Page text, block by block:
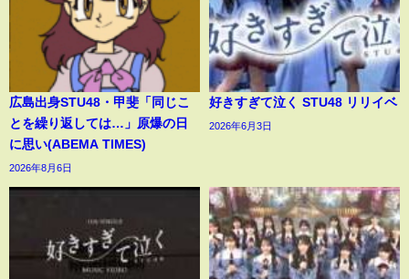
広島出身STU48・甲斐「同じこ
とを繰り返しては…」原爆の日
に思い(ABEMA TIMES)
2026年8月6日
好きすぎて泣く STU48 リリイベ
2026年6月3日